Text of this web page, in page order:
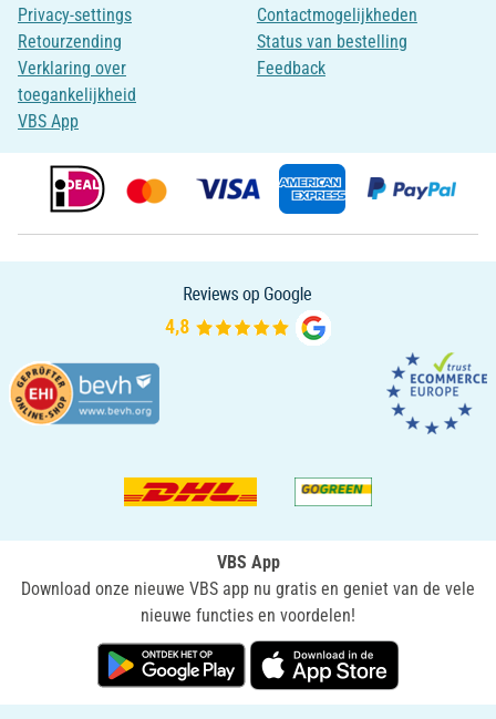
Privacy-settings
Retourzending
Verklaring over
toegankelijkheid
VBS App
Contactmogelijkheden
Status van bestelling
Feedback
VBS App
Download onze nieuwe VBS app nu gratis en geniet van de vele
nieuwe functies en voordelen!